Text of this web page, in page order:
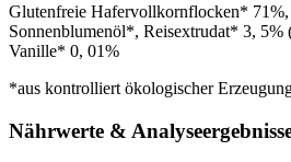
Glutenfreie Hafervollkornflocken*
Sonnenblumenöl*, Reisextrudat* 3,
Vanille* 0, 01%
*aus kontrolliert ökologischer
Nährwerte &